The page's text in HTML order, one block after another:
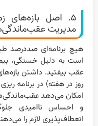
۵. اصل بازه‌های
مدیریت
هیچ برنامه‌ای صددرصد
است به دلیل خستگی،
عقب بیفتید. داشتن
روز در هفته) در برنامه
امکان می‌دهد
و احساس ناامیدی
انعطاف‌پذیری لازم را